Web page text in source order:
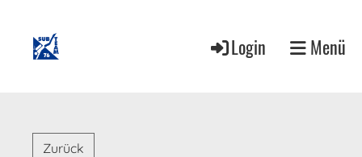
Login Menü
Zurück